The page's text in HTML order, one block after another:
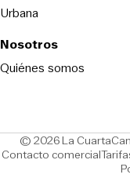
Urbana
Nosotros
Quiénes somos
© 2026 La Cuarta
Contacto comercial